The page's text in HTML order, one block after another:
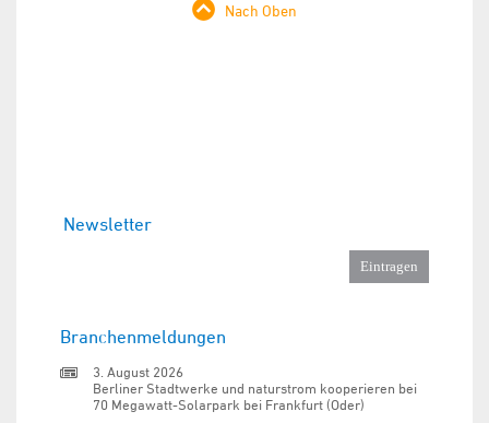
Nach Oben
Newsletter
Branchenmeldungen
3. August 2026
Berliner Stadtwerke und naturstrom kooperieren bei
70 Megawatt-Solarpark bei Frankfurt (Oder)